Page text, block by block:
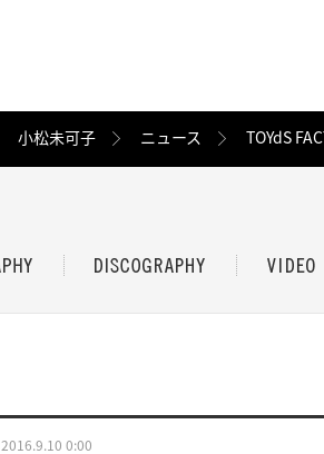
小松未可子 ニュース TOYdS
2016.9.10 0:00